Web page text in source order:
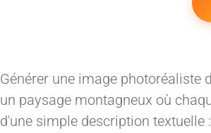
Générer une image photoréaliste
un paysage montagneux où
d'une simple description textuelle